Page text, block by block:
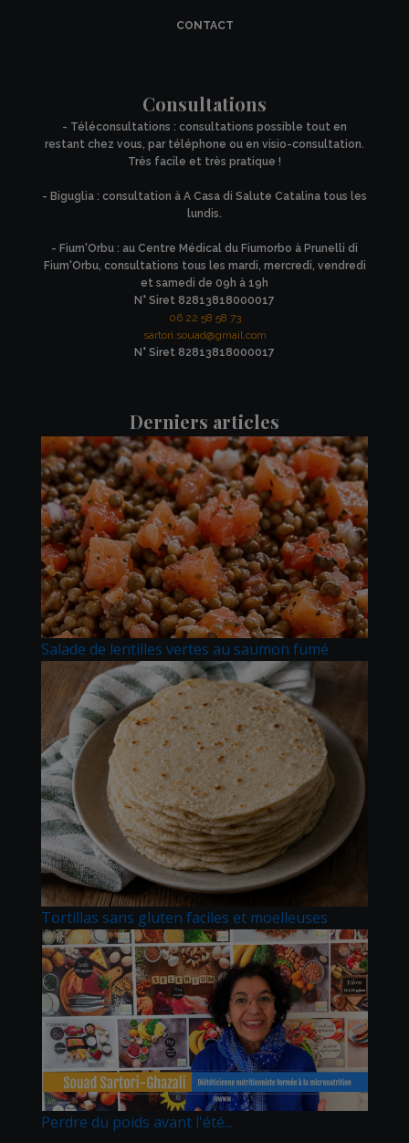
CONTACT
Consultations
- Téléconsultations : consultations possible tout en
restant chez vous, par téléphone ou en visio-consultation.
Très facile et très pratique !
- Biguglia : consultation à A Casa di Salute Catalina tous les
lundis.
- Fium'Orbu : au Centre Médical du Fiumorbo à Prunelli di
Fium'Orbu, consultations tous les mardi, mercredi, vendredi
et samedi de 09h à 19h
N° Siret 82813818000017
06 22 58 58 73
sartori.souad@gmail.com
N° Siret 82813818000017
Derniers articles
Salade de lentilles vertes au saumon fumé
Tortillas sans gluten faciles et moelleuses
Perdre du poids avant l'été...